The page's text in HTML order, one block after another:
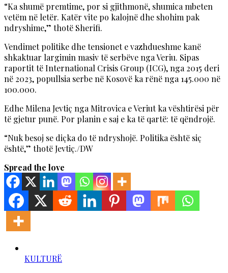
“Ka shumë premtime, por si gjithmonë, shumica mbeten
vetëm në letër. Katër vite po kalojnë dhe shohim pak
ndryshime,” thotë Sherifi.
Vendimet politike dhe tensionet e vazhdueshme kanë
shkaktuar largimin masiv të serbëve nga Veriu. Sipas
raportit të International Crisis Group (ICG), nga 2015 deri
në 2023, popullsia serbe në Kosovë ka rënë nga 145.000 në
100.000.
Edhe Milena Jevtiç nga Mitrovica e Veriut ka vështirësi për
të gjetur punë. Por planin e saj e ka të qartë: të qëndrojë.
“Nuk besoj se diçka do të ndryshojë. Politika është siç
është,” thotë Jevtiç./DW
Spread the love
KULTURË